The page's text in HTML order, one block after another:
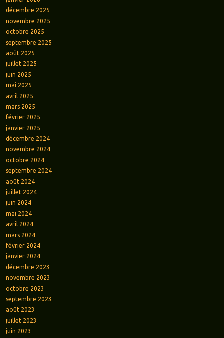
décembre 2025
novembre 2025
octobre 2025
septembre 2025
août 2025
juillet 2025
juin 2025
mai 2025
avril 2025
mars 2025
février 2025
janvier 2025
décembre 2024
novembre 2024
octobre 2024
septembre 2024
août 2024
juillet 2024
juin 2024
mai 2024
avril 2024
mars 2024
février 2024
janvier 2024
décembre 2023
novembre 2023
octobre 2023
septembre 2023
août 2023
juillet 2023
juin 2023